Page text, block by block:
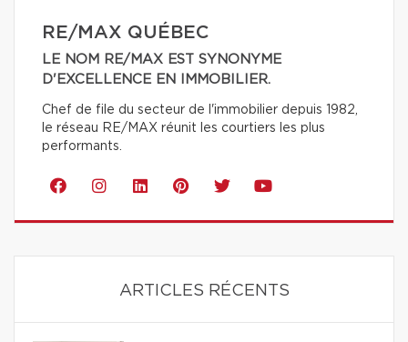
RE/MAX QUÉBEC
LE NOM RE/MAX EST SYNONYME
D'EXCELLENCE EN IMMOBILIER.
Chef de file du secteur de l'immobilier depuis 1982,
le réseau RE/MAX réunit les courtiers les plus
performants.
ARTICLES RÉCENTS